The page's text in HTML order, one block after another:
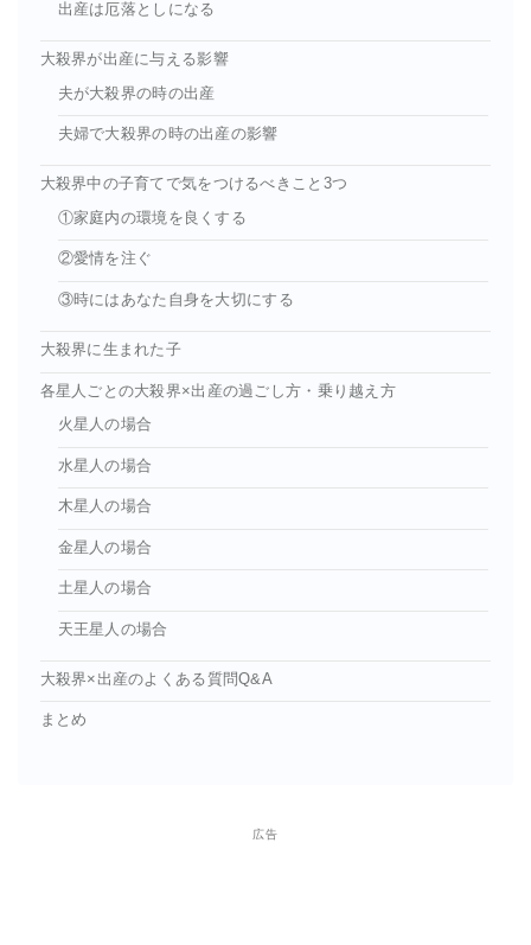
出産は厄落としになる
大殺界が出産に与える影響
夫が大殺界の時の出産
夫婦で大殺界の時の出産の影響
大殺界中の子育てで気をつけるべきこと3つ
①家庭内の環境を良くする
②愛情を注ぐ
③時にはあなた自身を大切にする
大殺界に生まれた子
各星人ごとの大殺界×出産の過ごし方・乗り越え方
火星人の場合
水星人の場合
木星人の場合
金星人の場合
土星人の場合
天王星人の場合
大殺界×出産のよくある質問Q&A
まとめ
広告